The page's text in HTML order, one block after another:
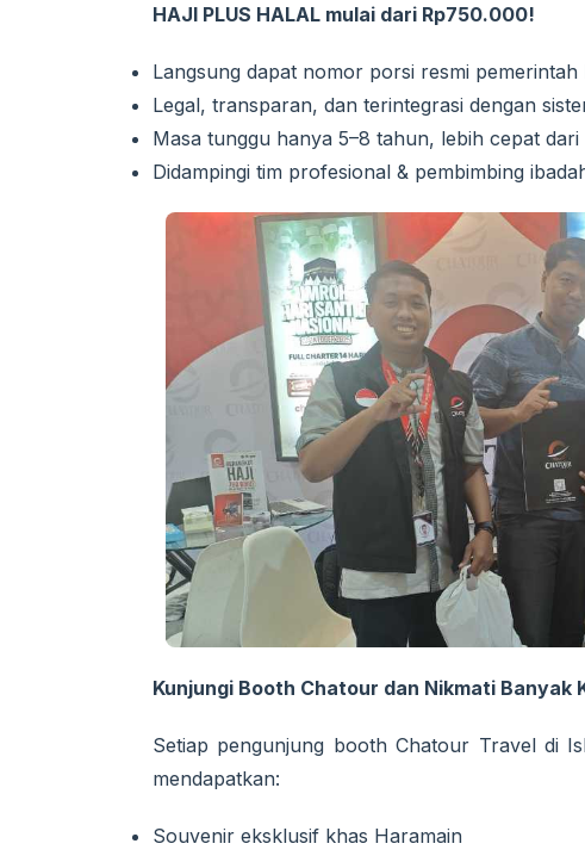
HAJI PLUS HALAL mulai dari Rp750.000!
Langsung dapat nomor porsi resmi pemerintah
Legal, transparan, dan terintegrasi dengan
Masa tunggu hanya 5–8 tahun, lebih cepat dari
Didampingi tim profesional & pembimbing
Kunjungi Booth Chatour dan Nikmati Banyak
Setiap pengunjung booth Chatour Travel di
mendapatkan:
Souvenir eksklusif khas Haramain